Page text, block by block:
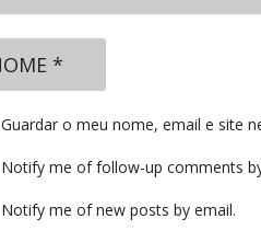
Guardar o meu nome, email e site
Notify me of follow-up comments
Notify me of new posts by email.